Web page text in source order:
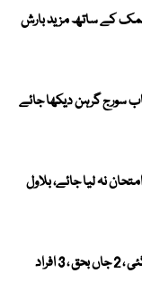
کے ساتھ مزید بارش
میں 27 سال بعد نایاب سورج گرہن دیکھا جائے
نہ لیا جائے، بلاول
ڈیرہ غازی خان میں گھر کی چھت گر گئی ، 2 جاں بحق ، 3 افراد